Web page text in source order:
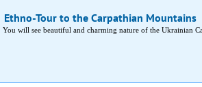
Ethno-Tour to the Carpathian Mountains
You will see beautiful and charming nature of the Ukrainian